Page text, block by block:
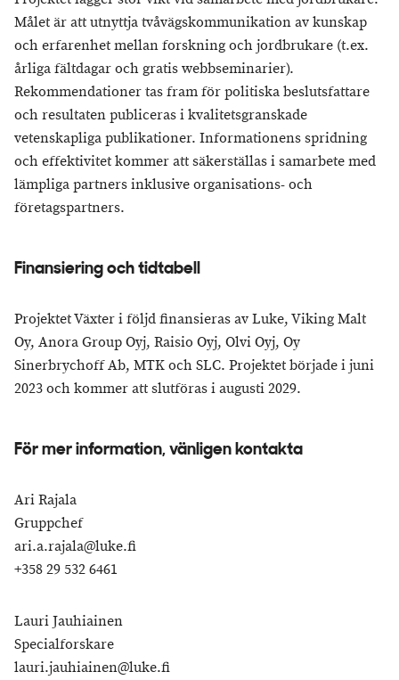
Målet är att utnyttja tvåvägskommunikation av kunskap
och erfarenhet mellan forskning och jordbrukare (t.ex.
årliga fältdagar och gratis webbseminarier).
Rekommendationer tas fram för politiska beslutsfattare
och resultaten publiceras i kvalitetsgranskade
vetenskapliga publikationer. Informationens spridning
och effektivitet kommer att säkerställas i samarbete med
lämpliga partners inklusive organisations- och
företagspartners.
Finansiering och tidtabell
Projektet Växter i följd finansieras av Luke, Viking Malt
Oy, Anora Group Oyj, Raisio Oyj, Olvi Oyj, Oy
Sinerbrychoff Ab, MTK och SLC. Projektet började i juni
2023 och kommer att slutföras i augusti 2029.
För mer information, vänligen kontakta
Ari Rajala
Gruppchef
ari.a.rajala@luke.fi
+358 29 532 6461
Lauri Jauhiainen
Specialforskare
lauri.jauhiainen@luke.fi